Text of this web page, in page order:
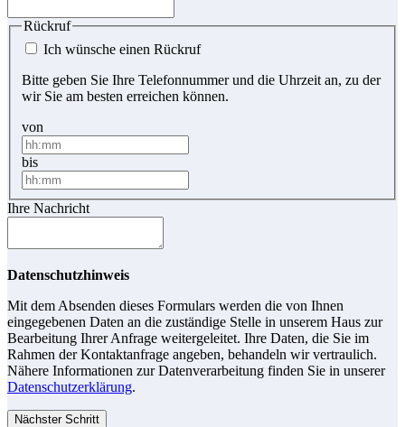
Rückruf
Ich wünsche einen Rückruf
Bitte geben Sie Ihre Telefonnummer und die Uhrzeit an, zu der
wir Sie am besten erreichen können.
von
bis
Ihre Nachricht
Datenschutzhinweis
Mit dem Absenden dieses Formulars werden die von Ihnen
eingegebenen Daten an die zuständige Stelle in unserem Haus zur
Bearbeitung Ihrer Anfrage weitergeleitet. Ihre Daten, die Sie im
Rahmen der Kontaktanfrage angeben, behandeln wir vertraulich.
Nähere Informationen zur Datenverarbeitung finden Sie in unserer
Datenschutzerklärung.
Nächster Schritt